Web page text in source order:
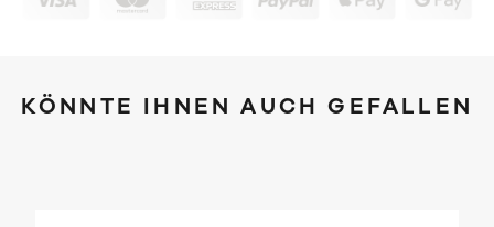
KÖNNTE IHNEN AUCH GEFALLEN